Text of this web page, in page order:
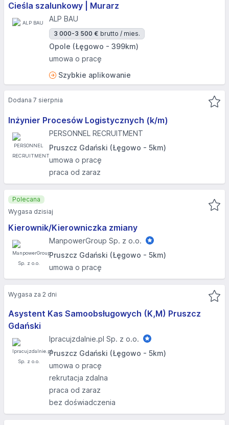
Cieśla szalunkowy | Murarz
ALP BAU
3 000-3 500 € brutto / mies.
Opole (Łęgowo - 399km)
umowa o pracę
Szybkie aplikowanie
Inżynier Procesów Logistycznych (k/m)
PERSONNEL RECRUITMENT
Pruszcz Gdański (Łęgowo - 5km)
umowa o pracę
praca od zaraz
Dodana 7 sierpnia
Kierownik/Kierowniczka zmiany
ManpowerGroup Sp. z o.o.
Pruszcz Gdański (Łęgowo - 5km)
umowa o pracę
Polecana
Wygasa dzisiaj
Asystent Kas Samoobsługowych (K,M) Pruszcz
Gdański
Ipracujzdalnie.pl Sp. z o.o.
Pruszcz Gdański (Łęgowo - 5km)
umowa o pracę
rekrutacja zdalna
praca od zaraz
bez doświadczenia
Wygasa za 2 dni